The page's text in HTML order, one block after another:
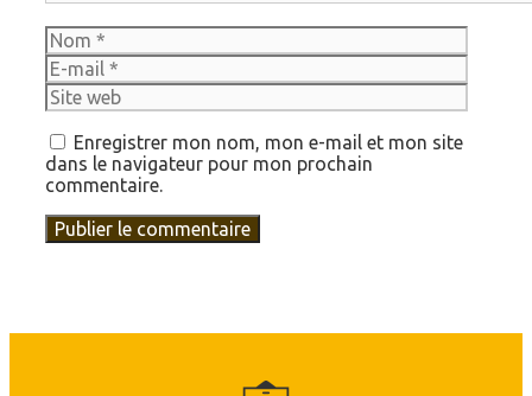
Nom
mail
web
Enregistrer mon nom, mon e-mail et mon site
dans le navigateur pour mon prochain
commentaire.